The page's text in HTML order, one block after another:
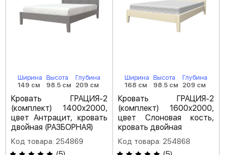
Ширина
149 см
Высота
98.5 см
Глубина
209 см
Кровать ГРАЦИЯ-2
(комплект) 1400х2000,
цвет Антрацит, кровать
двойная (РАЗБОРНАЯ)
Код товара: 254869
Ширина
168 см
Высота
98.5 см
Глубина
209 см
Кровать ГРАЦИЯ-2
(комплект) 1600х2000,
цвет Слоновая кость,
кровать двойная
Код товара: 254868